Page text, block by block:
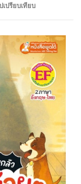
เปรียบเทียบ